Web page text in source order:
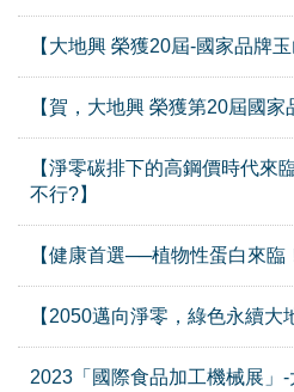
【大地興 榮獲20屆-國家品牌
【賀，大地興 榮獲第20屆國家
【淨零碳排下的高鋼價時代來
不行?】
【健康首選──植物性蛋白來臨
【2050邁向淨零，綠色永續大
2023「國際食品加工機械展」